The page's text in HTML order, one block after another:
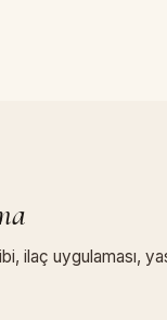
ilaç uygulaması,